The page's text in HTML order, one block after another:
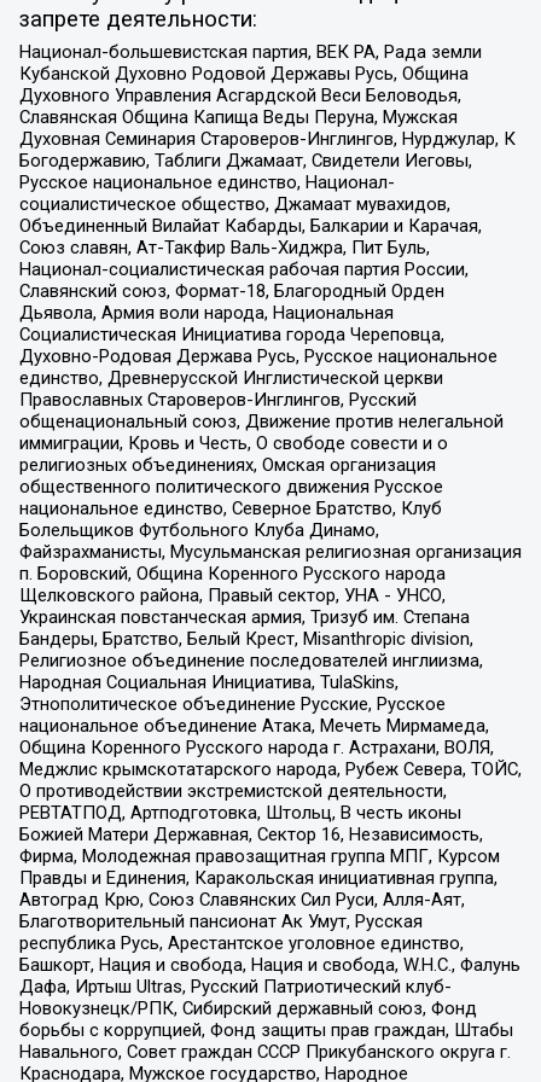
запрете деятельности:
Национал-большевистская партия, ВЕК РА, Рада земли
Кубанской Духовно Родовой Державы Русь, Община
Духовного Управления Асгардской Веси Беловодья,
Славянская Община Капища Веды Перуна, Мужская
Духовная Семинария Староверов-Инглингов, Нурджулар, К
Богодержавию, Таблиги Джамаат, Свидетели Иеговы,
Русское национальное единство, Национал-
социалистическое общество, Джамаат мувахидов,
Объединенный Вилайат Кабарды, Балкарии и Карачая,
Союз славян, Ат-Такфир Валь-Хиджра, Пит Буль,
Национал-социалистическая рабочая партия России,
Славянский союз, Формат-18, Благородный Орден
Дьявола, Армия воли народа, Национальная
Социалистическая Инициатива города Череповца,
Духовно-Родовая Держава Русь, Русское национальное
единство, Древнерусской Инглистической церкви
Православных Староверов-Инглингов, Русский
общенациональный союз, Движение против нелегальной
иммиграции, Кровь и Честь, О свободе совести и о
религиозных объединениях, Омская организация
общественного политического движения Русское
национальное единство, Северное Братство, Клуб
Болельщиков Футбольного Клуба Динамо,
Файзрахманисты, Мусульманская религиозная организация
п. Боровский, Община Коренного Русского народа
Щелковского района, Правый сектор, УНА - УНСО,
Украинская повстанческая армия, Тризуб им. Степана
Бандеры, Братство, Белый Крест, Misanthropic division,
Религиозное объединение последователей инглиизма,
Народная Социальная Инициатива, TulaSkins,
Этнополитическое объединение Русские, Русское
национальное объединение Атака, Мечеть Мирмамеда,
Община Коренного Русского народа г. Астрахани, ВОЛЯ,
Меджлис крымскотатарского народа, Рубеж Севера, ТОЙС,
О противодействии экстремистской деятельности,
РЕВТАТПОД, Артподготовка, Штольц, В честь иконы
Божией Матери Державная, Сектор 16, Независимость,
Фирма, Молодежная правозащитная группа МПГ, Курсом
Правды и Единения, Каракольская инициативная группа,
Автоград Крю, Союз Славянских Сил Руси, Алля-Аят,
Благотворительный пансионат Ак Умут, Русская
республика Русь, Арестантское уголовное единство,
Башкорт, Нация и свобода, Нация и свобода, W.H.С., Фалунь
Дафа, Иртыш Ultras, Русский Патриотический клуб-
Новокузнецк/РПК, Сибирский державный союз, Фонд
борьбы с коррупцией, Фонд защиты прав граждан, Штабы
Навального, Совет граждан СССР Прикубанского округа г.
Краснодара, Мужское государство, Народное